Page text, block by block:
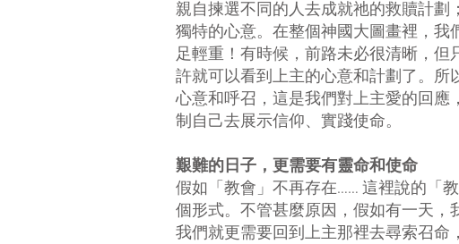
親自揀選不同的人去成就祂的救贖計
獨特的心意。在整個神國大圖畫裡，
足輕重！有時候，前路未必很清晰，
許就可以看到上主的心意和計劃了。
心意和呼召，這是我們對上主愛的回
制自己去展示信仰、實踐使命。
艱難的日子，更需要有靈命和使命
假如「教會」不再存在…… 這裡說的「
個形式。不管甚麼原因，假如有一天，
我們就更需要回到上主那裡去尋索召